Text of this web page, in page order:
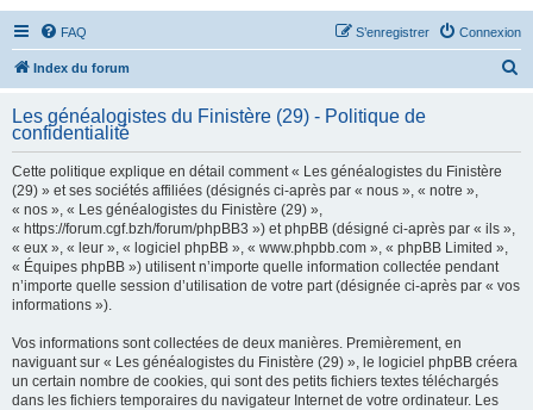
FAQ Connexion
S’enregistrer
Index du forum
h
Les généalogistes du Finistère (29) - Politique de
confidentialité
Cette politique explique en détail comment « Les généalogistes du Finistère
(29) » et ses sociétés affiliées (désignés ci-après par « nous », « notre »,
« nos », « Les généalogistes du Finistère (29) »,
« https://forum.cgf.bzh/forum/phpBB3 ») et phpBB (désigné ci-après par « ils »,
« eux », « leur », « logiciel phpBB », « www.phpbb.com », « phpBB Limited »,
« Équipes phpBB ») utilisent n’importe quelle information collectée pendant
n’importe quelle session d’utilisation de votre part (désignée ci-après par « vos
informations »).
Vos informations sont collectées de deux manières. Premièrement, en
naviguant sur « Les généalogistes du Finistère (29) », le logiciel phpBB créera
un certain nombre de cookies, qui sont des petits fichiers textes téléchargés
dans les fichiers temporaires du navigateur Internet de votre ordinateur. Les